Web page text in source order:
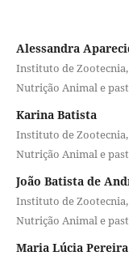
Alessandra
Instituto de
Nutrição Animal e
Karina Batista
Instituto de
Nutrição Animal e
João Batista de
Instituto de
Nutrição Animal e
Maria Lúcia